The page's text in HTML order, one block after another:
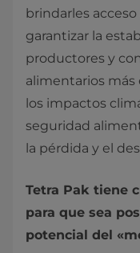
brindarles
garantizar la
productores y
alimentarios
los impactos
seguridad
la pérdida y el
Tetra Pak tiene
para que sea
potencial del